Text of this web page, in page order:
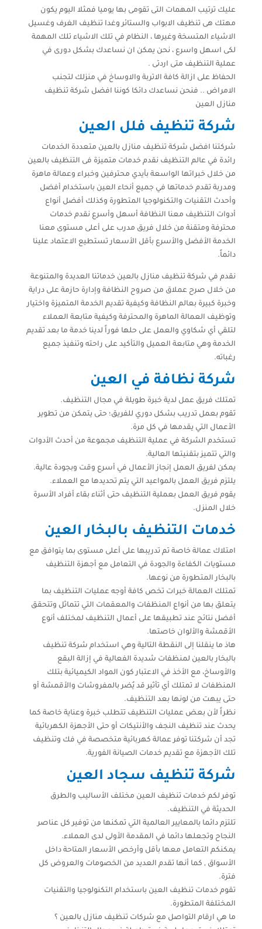
عليك ترتيب المهمات التى تقومى بها يوميا فمثلا اليوم يكون
مهتك هى تنظيف الابواب والستائر وغدا تنظيف الغرف وغسيل
الاشياء المتسخة وغيرها ، النظام في تلك الاشياء تلك المهمة
لكى اسهل واسرع ، نحن يمكن ان نساعدك بشكل دورى في
عملية التنظيف متى اردتى .
الحفاظ على ازالة كافة الاتربة والاوساخ في منزلك لتجنب
الامراض .. فنحن نساعدك دائكا كوننا افضل شركة تنظيف
منازل العين
شركة تنظيف فلل العين
شركتنا افضل شركة تنظيف منازل بالعين متعددة الخدمات
رائدة في عالم التنظيف نقدم خدمات متميزة فى التنظيف بالعين
من خلال خبراتها الواسعة بأيدي محترفين وخبراء وعمالة ماهرة
ومدربة تقدم خدماتها في جميع أنحاء العين باستخدام أفضل
وأحدث التقنيات والتكنولوجيا المتطورة وكذلك أفضل أنواع
أدوات التنظيف معنا النظافة أسهل وأسرع نقدم خدمات
محترفة ومتقنة من خلال فريق مدرب على أعلى مستوى معنا
الخدمة الأفضل والأسرع بأقل الأسعار تستطيع الاعتماد علينا
دائماً.
نقدم في شركة تنظيف منازل بالعين خدماتنا العديدة والمتنوعة
من خلال صرح عملاق من صروح النظافة وإدارة حازمة على دراية
وخبرة كبيرة بعالم النظافة وكيفية تقديم الخدمة المتميزة واختيار
وتوظيف العمالة الماهرة والمحترفة وكيفية متابعة العملاء
لتلقي أي شكاوي والعمل على حلها فوراً لدينا خدمة ما بعد تقديم
الخدمة وهي متابعة العميل والتأكيد على راحته وتنفيذ جميع
رغباته.
شركة نظافة في العين
تمتلك فريق عمل لدية خبرة طويلة في مجال التنظيف.
تقوم بعمل تدريب بشكل دوري للفريق؛ حتى يتمكن من تطوير
الأعمال التي يقدمها في كل مرة.
تستخدم الشركة في عملية التنظيف مجموعة من أحدث الأدوات
والتي تتميز بتقنيتها العالية.
يمكن لفريق العمل إنجاز الأعمال في أسرع وقت وبجودة عالية.
يلتزم فريق العمل بالمواعيد التي يتم تحديدها مع العملاء.
يقوم فريق العمل بعملية التنظيف حتى أثناء بقاء أفراد الأسرة
خلال المنزل.
خدمات التنظيف بالبخار العين
امتلاك عمالة خاصة تم تدريبها على أعلى مستوى بما يتوافق مع
مستويات الكفاءة والجودة في التعامل مع أجهزة التنظيف
بالبخار المتطورة من نوعها.
تمتلك العمالة خبرات تخص كافة أوجه عمليات التنظيف بما
يتعلق بها من أنواع المنظفات والمعقمات التي تتماثل وتتحقق
أفضل نتائج عند تطبيقها على أعمال التنظيف لمختلف أنوع
الأقمشة والألوان خاصتها.
هاذ ما ينقلنا إلى النقطة التالية وهي استخدام شركة تنظيف
بالبخار بالعين لمنظفات شديدة الفعالية في إزالة البقع
والأوساخ، مع الأخذ في الاعتبار كون المواد الكيميائية بتلك
المنظفات لا تمتلك أي تأثير قد يُضر بالمفروشات والأقمشة أو
حتى يبهت من لونها بعد التنظيف.
نظراً لأن بعض عمليات التنظيف تتطلب خبرة وعناية خاصة كما
يحدث عند تنظيف النجف والأنتيكات أو حتى الأجهزة الكهربائية
تجد أن شركتنا توفر عمالة كهربائية متخصصة في فك وتنظيف
تلك الأجهزة مع تقديم خدمات الصيانة الفورية.
شركة تنظيف سجاد العين
توفر لكم خدمات تنظيف العين مختلف الأساليب والطرق
الحديثة في التنظيف.
تلتزم دائما بالمعايير العالمية التي تمكنها من توفير كل عناصر
النجاح وتجعلها دائما في المقدمة الأولى لدى العملاء.
يمكنكم التعامل معها بأقل وأرخص الأسعار المتاحة داخل
الأسواق , كما أنها تقدم العديد من الخصومات والعروض كل
فترة.
تقوم خدمات تنظيف العين باستخدام التكنولوجيا والتقنيات
المختلفة المتطورة.
ما هي ارقام التواصل مع شركات تنظيف منازل بالعين ؟